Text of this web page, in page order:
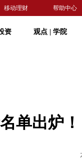
移动理财 帮助中心
资 观点 学院
单出炉！